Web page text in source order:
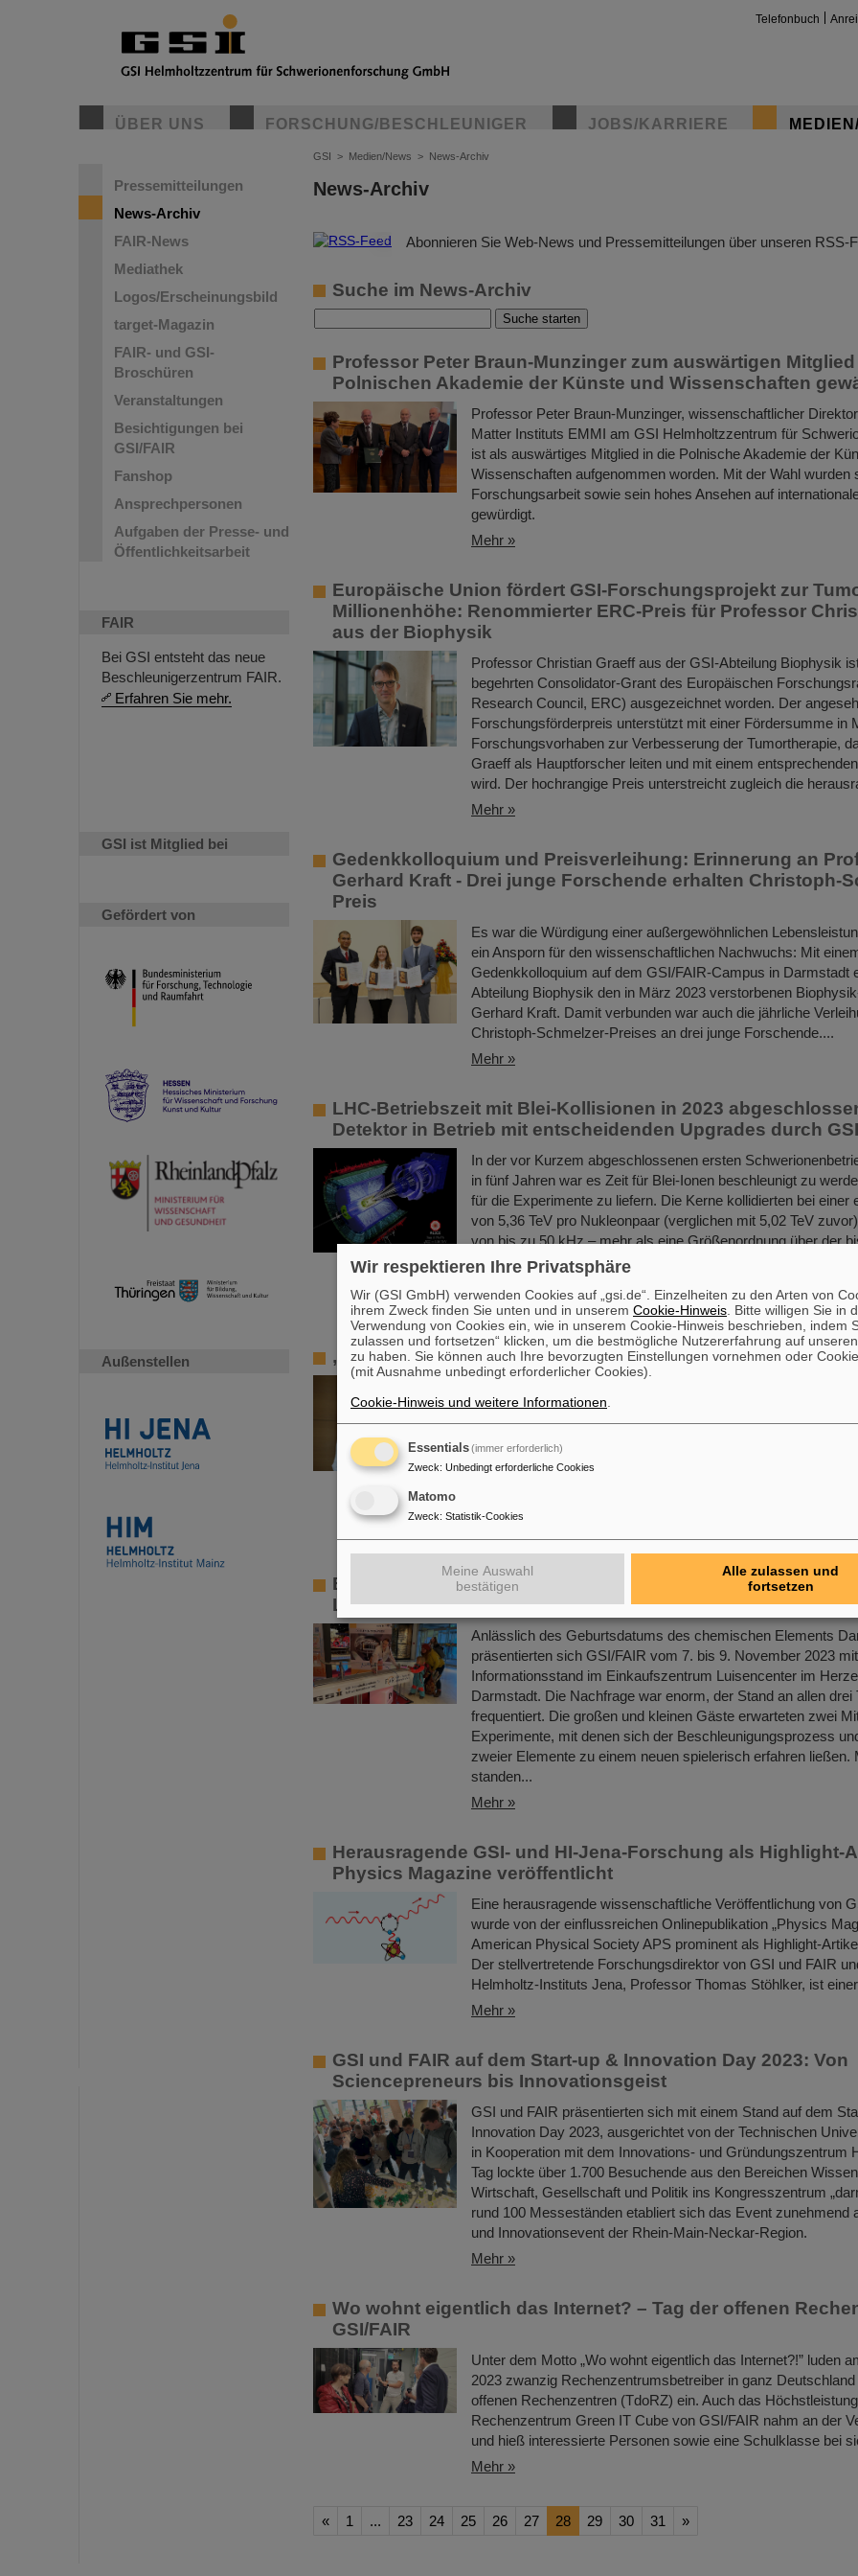
Telefonbuch
ÜBER UNS FORSCHUNG/BESCHLEUNIGER JOBS/KARRIERE
Pressemitteilungen
News-Archiv
FAIR-News
Mediathek
Logos/Erscheinungsbild
target-Magazin
FAIR- und GSI-
Broschüren
Veranstaltungen
Besichtigungen bei
GSI/FAIR
Fanshop
Ansprechpersonen
Aufgaben der Presse- und
Öffentlichkeitsarbeit
FAIR
Bei GSI entsteht das neue
Beschleunigerzentrum FAIR.
Erfahren Sie mehr.
GSI ist Mitglied bei
Gefördert von
Außenstellen
GSI > Medien/News > News-Archiv
News-Archiv
© Abonnieren Sie Web-News und Pressemitteilungen über unseren RSS-
Suche im News-Archiv
Professor Peter Braun-Munzinger zum auswärtigen
Polnischen Akademie der Künste und Wissenschaften
Professor Peter Braun-Munzinger, wissenschaftlicher
Matter Instituts EMMI am GSI Helmholtzzentrum für
ist als auswärtiges Mitglied in die Polnische Akademie der
Wissenschaften aufgenommen worden. Mit der Wahl wurden
Forschungsarbeit sowie sein hohes Ansehen auf
gewürdigt.
Mehr »
Europäische Union fördert GSI-Forschungsprojekt zur
Millionenhöhe: Renommierter ERC-Preis für Professor
aus der Biophysik
Professor Christian Graeff aus der GSI-Abteilung Biophysik
begehrten Consolidator-Grant des Europäischen
Research Council, ERC) ausgezeichnet worden. Der
Forschungsförderpreis unterstützt mit einer Fördersumme in
Forschungsvorhaben zur Verbesserung der Tumortherapie,
Graeff als Hauptforscher leiten und mit einem
wird. Der hochrangige Preis unterstreicht zugleich die
Mehr »
Gedenkkolloquium und Preisverleihung: Erinnerung an
Gerhard Kraft - Drei junge Forschende erhalten Christoph-
Preis
Es war die Würdigung einer außergewöhnlichen
ein Ansporn für den wissenschaftlichen Nachwuchs: Mit
Gedenkkolloquium auf dem GSI/FAIR-Campus in Darmstadt
Abteilung Biophysik den in März 2023 verstorbenen
Gerhard Kraft. Damit verbunden war auch die jährliche
Christoph-Schmelzer-Preises an drei junge Forschende....
Mehr »
LHC-Betriebszeit mit Blei-Kollisionen in 2023
Detektor in Betrieb mit entscheidenden Upgrades durch
In der vor Kurzem abgeschlossenen ersten
in fünf Jahren war es Zeit für Blei-Ionen beschleunigt zu
für die Experimente zu liefern. Die Kerne kollidierten bei einer
von 5,36 TeV pro Nukleonpaar (verglichen mit 5,02 TeV
von bis zu 50 kHz – mehr als eine Größenordnung über der
Die Arbeiten beinhalteten den Neustart des verbesserten
das erfolgreich Daten nehmen konnte.
Mehr »
„Silicon Science Award“ für CBM-Doktorarbeit
Doktorarbeit am Physikalischen Institut der Universität
renommierten Industriepreis „Silicon Science Award“ des CiS
Forschungsinstitut für Mikrosensorik geehrt. Die Doktorarbeit
Rahmen des CBM-Experiments (Compressed Baryonic
Element Darmstadtium feiert Geburtstag – GSI/FAIR
Luisencenter in Darmstadt
Anlässlich des Geburtsdatums des chemischen Elements
präsentierten sich GSI/FAIR vom 7. bis 9. November 2023
Informationsstand im Einkaufszentrum Luisencenter im
Darmstadt. Die Nachfrage war enorm, der Stand an allen drei
frequentiert. Die großen und kleinen Gäste erwarteten zwei
Experimente, mit denen sich der Beschleunigungsprozess
zweier Elemente zu einem neuen spielerisch erfahren ließen.
standen...
Mehr »
Herausragende GSI- und HI-Jena-Forschung als Highlight-
Physics Magazine veröffentlicht
Eine herausragende wissenschaftliche Veröffentlichung von
wurde von der einflussreichen Onlinepublikation „Physics
American Physical Society APS prominent als Highlight-
Der stellvertretende Forschungsdirektor von GSI und FAIR
Helmholtz-Instituts Jena, Professor Thomas Stöhlker, ist
Mehr »
GSI und FAIR auf dem Start-up & Innovation Day 2023: Von
Sciencepreneurs bis Innovationsgeist
GSI und FAIR präsentierten sich mit einem Stand auf dem
Innovation Day 2023, ausgerichtet von der Technischen
in Kooperation mit dem Innovations- und Gründungszentrum
Tag lockte über 1.700 Besuchende aus den Bereichen
Wirtschaft, Gesellschaft und Politik ins Kongresszentrum
rund 100 Messeständen etabliert sich das Event zunehmend
und Innovationsevent der Rhein-Main-Neckar-Region.
Mehr »
Wo wohnt eigentlich das Internet? – Tag der offenen
GSI/FAIR
Unter dem Motto „Wo wohnt eigentlich das Internet?!” luden
2023 zwanzig Rechenzentrumsbetreiber in ganz
offenen Rechenzentren (TdoRZ) ein. Auch das
Rechenzentrum Green IT Cube von GSI/FAIR nahm an der
und hieß interessierte Personen sowie eine Schulklasse bei
Mehr »
« 1 ... 23 24 25 26 27 28 29 30 31 »
Wir respektieren Ihre Privatsphäre
Wir (GSI GmbH) verwenden Cookies auf „gsi.de“. Einzelheiten zu den Arten von
ihrem Zweck finden Sie unten und in unserem Cookie-Hinweis . Bitte willigen Sie in
Verwendung von Cookies ein, wie in unserem Cookie-Hinweis beschrieben, indem
zulassen und fortsetzen“ klicken, um die bestmögliche Nutzererfahrung auf
zu haben. Sie können auch Ihre bevorzugten Einstellungen vornehmen oder
(mit Ausnahme unbedingt erforderlicher Cookies).
Cookie-Hinweis und weitere Informationen
Essentials(immer erforderlich)
Zweck: Unbedingt erforderliche Cookies
Matomo
Zweck: Statistik-Cookies
Meine Auswahl
bestätigen
Alle zulassen und
fortsetzen